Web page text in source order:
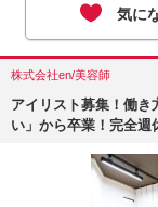
気に
株式会社en/美容師
アイリスト募集！働き
い」から卒業！完全週